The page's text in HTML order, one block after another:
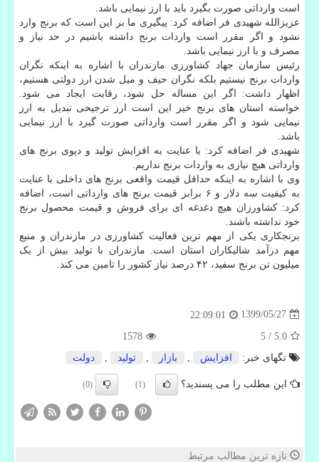
است وارداتی صورت بگیرد باید با ارز نیمایی باشد.
عزیزالله شهیدی فر اضافه کرد: پیگیری ما بر این است که برنج وارد
نشود و اگر مقرر است واردات برنج داشته باشیم در حد نیاز و
مصرف و با ارز نیمایی باشد.
رئیس سازمان جهاد کشاورزی مازندران با اشاره به اینکه نگران
واردات برنج نیستیم بلکه نگران حیف و میل شدن ارز دولتی هستیم،
اظهار داشت: اگر این مساله حل شود، رقابت ایجاد می شود.
خواسته استان های برنج خیز این است ارز ترجیحی تبدیل به ارز
نیمایی شود و اگر مقرر است وارداتی صورت گیرد با ارز نیمایی
باشد.
شهیدی فر اضافه کرد: با عنایت به افزایش تولید و دپوی برنج های
وارداتی هیچ نیازی به واردات برنج نداریم.
وی با اشاره به اینکه حداقل قیمت واقعی برنج های داخلی با عنایت
به کیفیت سه دلار و ۶ برابر قیمت برنج های وارداتی است، اضافه
کرد: کشاورزان هیچ دغدغه ای برای فروش و قیمت محصول برنج
خود نداشته باشند.
برنجکاری یکی از مهم ترین فعالیت کشاورزی در مازندران و منبع
مهم درآمد شالیکاران استان است. مازندران با تولید بیش از یک
میلیون تن برنج سفید، ۴۲ درصد نیاز کشور را تامین می کند.
1399/05/27
22:09:01
5.0
/
5
1578
تگهای خبر:
افزایش بازار تولید دولت
این مطلب را می پسندید؟ (1)
(0)
تازه ترین مطالب مرتبط